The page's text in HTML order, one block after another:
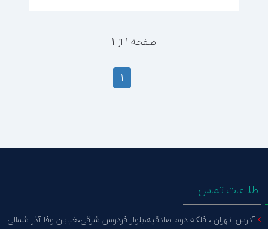
صفحه 1 از 1
1
اطلاعات تماس
آدرس: تهران ، فلکه دوم صادقیه،بلوار فردوس شرقی،خیابان وفا آذر شمالی